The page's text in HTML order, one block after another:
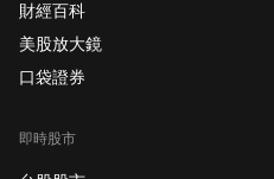
財經百科
美股放大鏡
口袋證券
即時股市